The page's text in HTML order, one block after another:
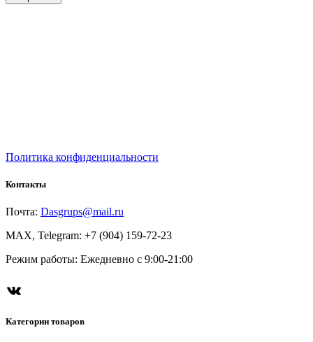
Политика конфиденциальности
Контакты
Почта: Dasgrups@mail.ru
MAX, Telegram: +7 (904) 159-72-23
Режим работы: Ежедневно с 9:00-21:00
Категории товаров